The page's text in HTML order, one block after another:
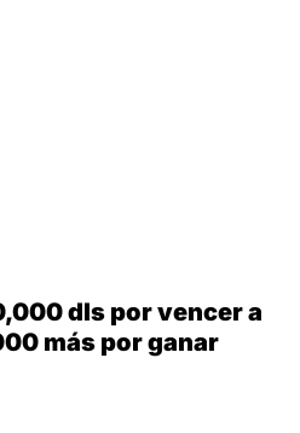
dls por vencer a
más por ganar